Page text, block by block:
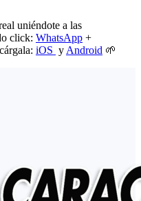
uniéndote a las
click: WhatsApp +
iOS y Android 🌱